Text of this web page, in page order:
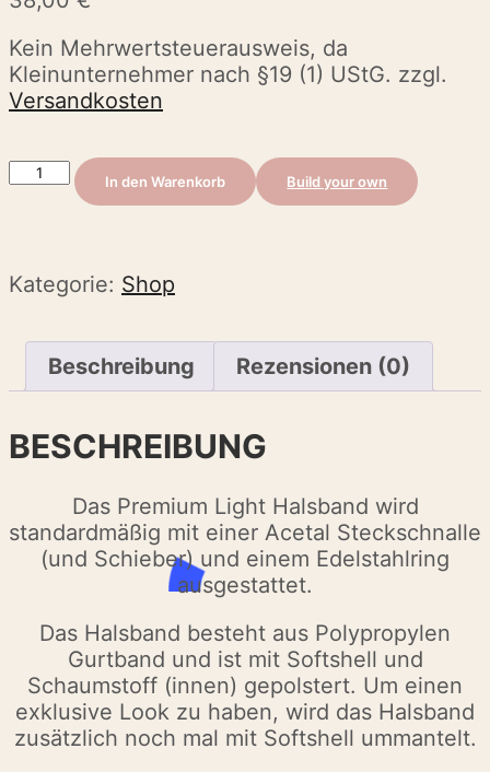
Kein Mehrwertsteuerausweis, da
Kleinunternehmer nach §19 (1) UStG. zzgl.
Versandkosten
Premium
Halsbänder
In den Warenkorb Build your own
Kategorie: Shop
Beschreibung Rezensionen (0)
BESCHREIBUNG
Das Premium Light Halsband wird
standardmäßig mit einer Acetal Steckschnalle
(und Schieber) und einem Edelstahlring
ausgestattet.
Das Halsband besteht aus Polypropylen
Gurtband und ist mit Softshell und
Schaumstoff (innen) gepolstert. Um einen
exklusive Look zu haben, wird das Halsband
zusätzlich noch mal mit Softshell ummantelt.